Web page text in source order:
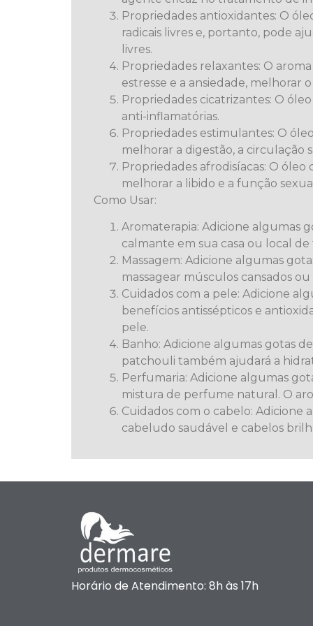
Propriedades antioxidantes: O
radicais livres e, portanto, pode
livres.
Propriedades relaxantes: O
estresse e a ansiedade,
Propriedades cicatrizantes: O
anti-inflamatórias.
Propriedades estimulantes: O
melhorar a digestão, a
Propriedades afrodisíacas: O
melhorar a libido e a função
Como Usar:
Aromaterapia: Adicione algumas
calmante em sua casa ou local
Massagem: Adicione algumas
massagear músculos cansados
Cuidados com a pele: Adicione
benefícios antissépticos e
pele.
Banho: Adicione algumas gotas
patchouli também ajudará a
Perfumaria: Adicione algumas
mistura de perfume natural. O
Cuidados com o cabelo:
cabeludo saudável e cabelos
Horário de Atendimento: 8h às 17h